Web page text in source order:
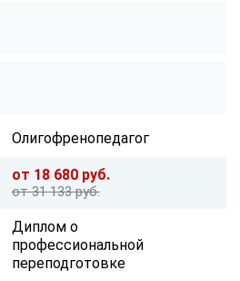
Олигофренопедагог
от 18 680 руб.
от 31 133 руб.
Диплом о
профессиональной
переподготовке